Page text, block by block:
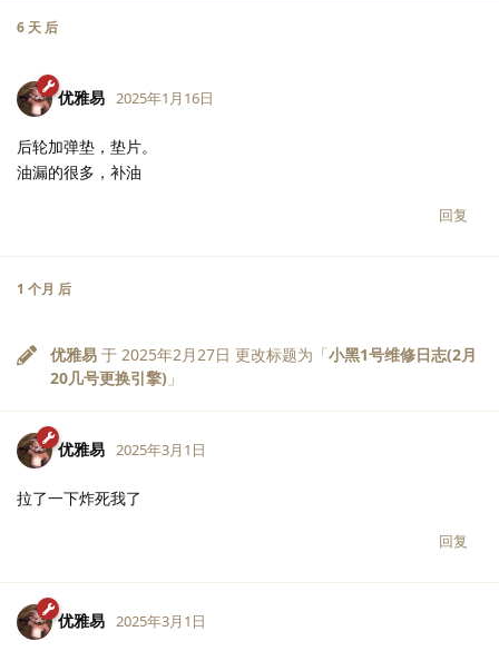
6 天 后
优雅易 2025年1月16日
后轮加弹垫，垫片。
油漏的很多，补油
回复
1 个月 后
优雅易 于 2025年2月27日 更改标题为「小黑1号维修日志(2月
20几号更换引擎) 」
优雅易 2025年3月1日
拉了一下炸死我了
回复
优雅易 2025年3月1日